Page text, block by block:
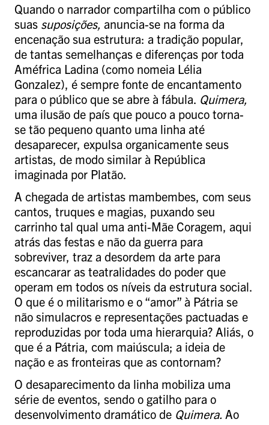
Quando o narrador compartilha com o público
suas suposições, anuncia-se na forma da
encenação sua estrutura: a tradição popular,
de tantas semelhanças e diferenças por toda
Améfrica Ladina (como nomeia Lélia
Gonzalez), é sempre fonte de encantamento
para o público que se abre à fábula. Quimera,
uma ilusão de país que pouco a pouco torna-
se tão pequeno quanto uma linha até
desaparecer, expulsa organicamente seus
artistas, de modo similar à República
imaginada por Platão.
A chegada de artistas mambembes, com seus
cantos, truques e magias, puxando seu
carrinho tal qual uma anti-Mãe Coragem, aqui
atrás das festas e não da guerra para
sobreviver, traz a desordem da arte para
escancarar as teatralidades do poder que
operam em todos os níveis da estrutura social.
O que é o militarismo e o “amor” à Pátria se
não simulacros e representações pactuadas e
reproduzidas por toda uma hierarquia? Aliás, o
que é a Pátria, com maiúscula; a ideia de
nação e as fronteiras que as contornam?
O desaparecimento da linha mobiliza uma
série de eventos, sendo o gatilho para o
desenvolvimento dramático de Quimera. Ao